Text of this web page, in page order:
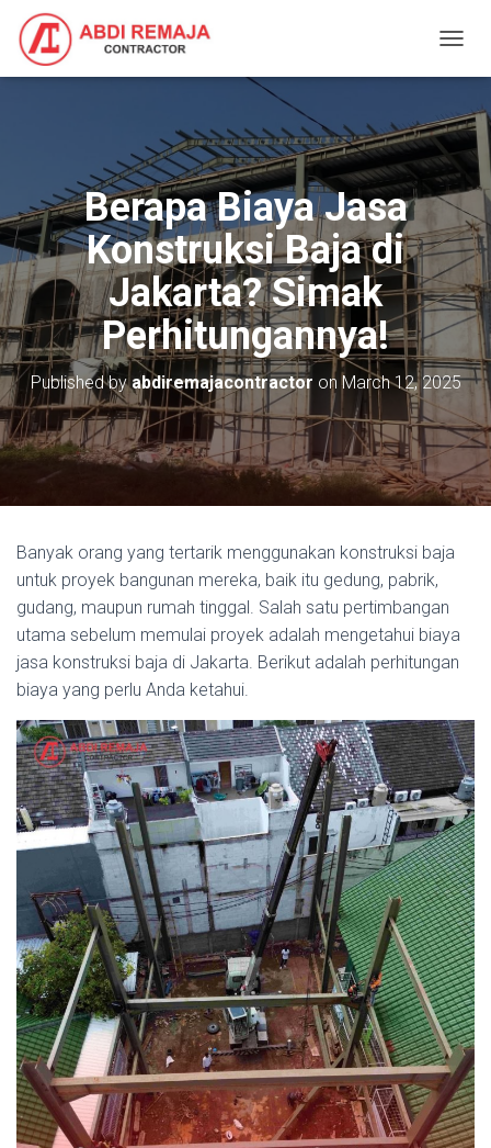
O
G
L
N
A
I
G
A
T
I
N
Berapa Biaya Jasa
Konstruksi Baja di
Jakarta? Simak
Perhitungannya!
Published byabdiremajacontractor on March 12, 2025
Banyak orang yang tertarik menggunakan konstruksi baja
untuk proyek bangunan mereka, baik itu gedung, pabrik,
gudang, maupun rumah tinggal. Salah satu pertimbangan
utama sebelum memulai proyek adalah mengetahui biaya
jasa konstruksi baja di Jakarta. Berikut adalah perhitungan
biaya yang perlu Anda ketahui.